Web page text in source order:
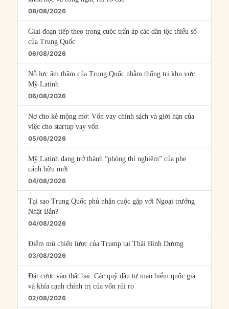
08/08/2026
Giai đoạn tiếp theo trong cuộc trấn áp các dân tộc thiểu số
của Trung Quốc
06/08/2026
Nỗ lực âm thầm của Trung Quốc nhằm thống trị khu vực
Mỹ Latinh
06/08/2026
Nợ cho kẻ mộng mơ: Vốn vay chính sách và giới hạn của
việc cho startup vay vốn
05/08/2026
Mỹ Latinh đang trở thành “phòng thí nghiệm” của phe
cánh hữu mới
04/08/2026
Tại sao Trung Quốc phủ nhận cuộc gặp với Ngoại trưởng
Nhật Bản?
04/08/2026
Điểm mù chiến lược của Trump tại Thái Bình Dương
03/08/2026
Đặt cược vào thất bại: Các quỹ đầu tư mạo hiểm quốc gia
và khía cạnh chính trị của vốn rủi ro
02/08/2026